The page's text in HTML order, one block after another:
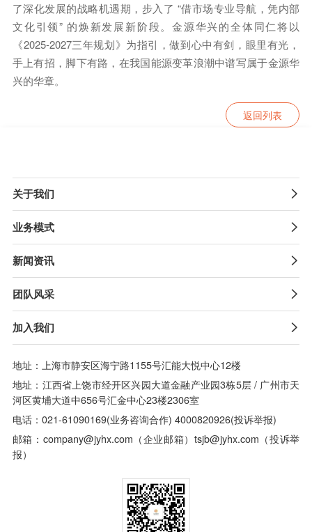
了深化发展的战略机遇期，步入了 “借市场专业导航，凭内部
文化引领” 的焕新发展新阶段。金源华兴的全体同仁将以
《2025-2027三年规划》为指引，做到心中有剑，眼里有光，
手上有招，脚下有路，在我国能源变革浪潮中谱写属于金源华
兴的华章。
返回列表
关于我们 
业务模式 
新闻资讯 
团队风采 
加入我们 
地址：上海市静安区海宁路1155号汇能大悦中心12楼
地址：江西省上饶市经开区兴园大道金融产业园3栋5层 / 广州市天
河区黄埔大道中656号汇金中心23楼2306室
电话：021-61090169(业务咨询合作) 4000820926(投诉举报)
邮箱：company@jyhx.com（企业邮箱）tsjb@jyhx.com（投诉举
报）